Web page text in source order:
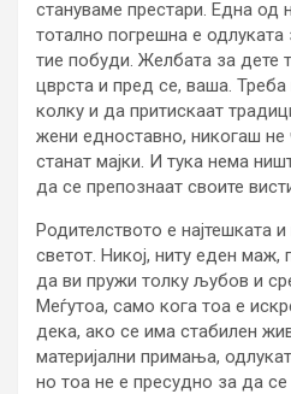
стануваме престари. Една од
тотално погрешна е одлуката
тие побуди. Желбата за дете
цврста и пред се, ваша.
колку и да притискаат
жени едноставно, никогаш не
станат мајки. И тука нема
да се препознаат своите
Родителството е најтешката
светот. Никој, ниту еден маж,
да ви пружи толку љубов и
Меѓутоа, само кога тоа е
дека, ако се има стабилен
материјални примања,
но тоа не е пресудно за да